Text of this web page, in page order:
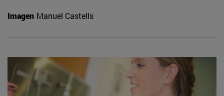
Imagen Manuel Castells